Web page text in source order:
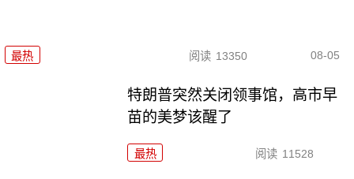
最热 阅读 13350 08-05
特朗普突然关闭领事馆，高市早
苗的美梦该醒了
最热 阅读 11528